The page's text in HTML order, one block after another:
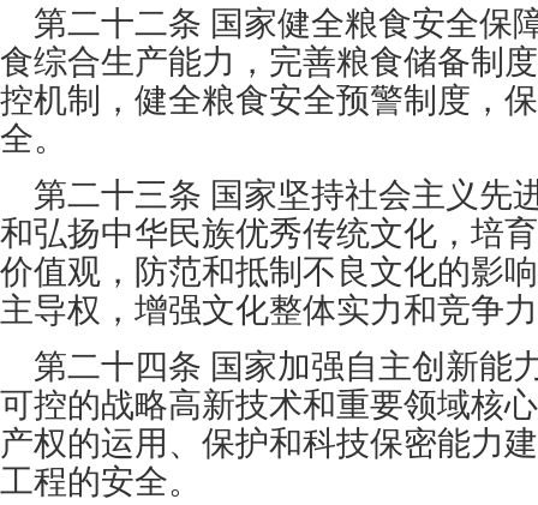
第二十二条 国家健全粮食安全保
食综合生产能力，完善粮食储备制
控机制，健全粮食安全预警制度，
全。
第二十三条 国家坚持社会主义先
和弘扬中华民族优秀传统文化，培
价值观，防范和抵制不良文化的影
主导权，增强文化整体实力和竞争
第二十四条 国家加强自主创新能
可控的战略高新技术和重要领域核
产权的运用、保护和科技保密能力
工程的安全。